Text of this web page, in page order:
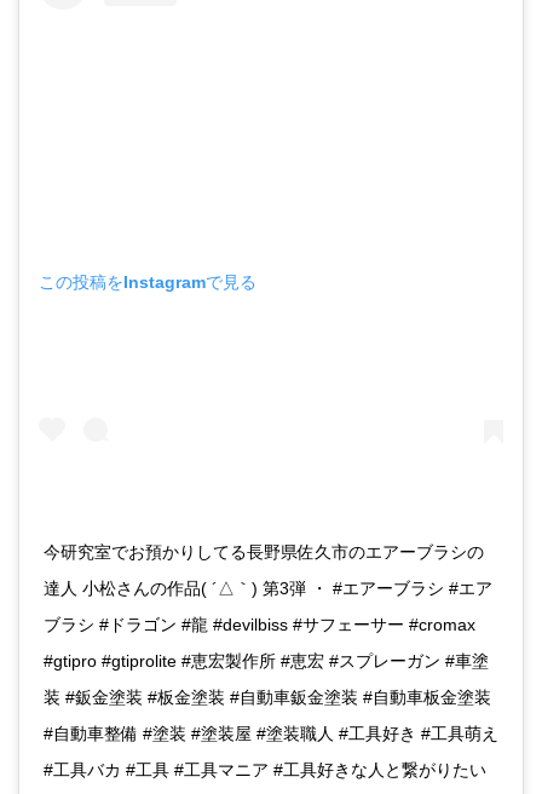
この投稿をInstagramで見る
今研究室でお預かりしてる長野県佐久市のエアーブラシの
達人 小松さんの作品( ´△｀) 第3弾 ・ #エアーブラシ #エア
ブラシ #ドラゴン #龍 #devilbiss #サフェーサー #cromax
#gtipro #gtiprolite #恵宏製作所 #恵宏 #スプレーガン #車塗
装 #鈑金塗装 #板金塗装 #自動車鈑金塗装 #自動車板金塗装
#自動車整備 #塗装 #塗装屋 #塗装職人 #工具好き #工具萌え
#工具バカ #工具 #工具マニア #工具好きな人と繋がりたい